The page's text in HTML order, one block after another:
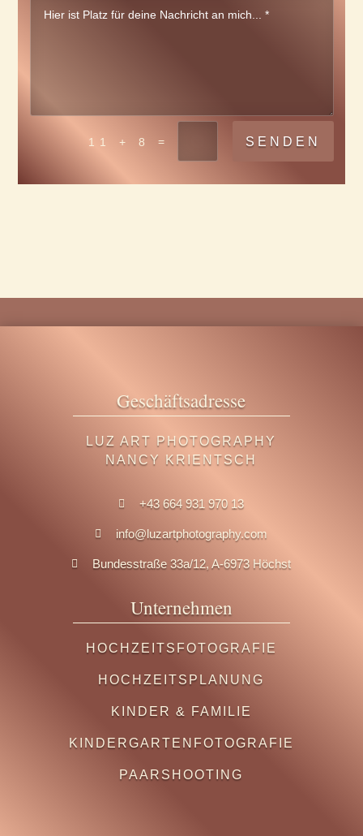
11 + 8 = SENDEN
Geschäftsadresse
LUZ ART PHOTOGRAPHY
NANCY KRIENTSCH
 +43 664 931 970 13
 info@luzartphotography.com
 Bundesstraße 33a/12, A-6973 Höchst
Unternehmen
HOCHZEITSFOTOGRAFIE
HOCHZEITSPLANUNG
KINDER & FAMILIE
KINDERGARTENFOTOGRAFIE
PAARSHOOTING